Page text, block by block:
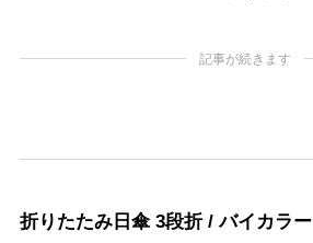
記事が続きます
折りたたみ日傘 3段折 / バイカラー